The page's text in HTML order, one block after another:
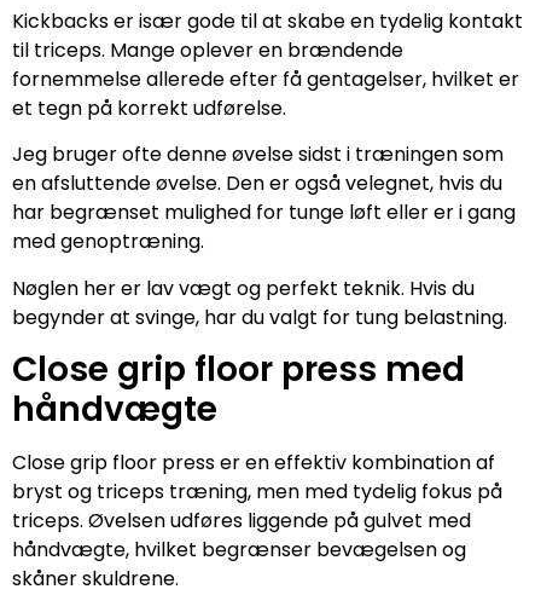
Kickbacks er især gode til at skabe en tydelig kontakt
til triceps. Mange oplever en brændende
fornemmelse allerede efter få gentagelser, hvilket er
et tegn på korrekt udførelse.
Jeg bruger ofte denne øvelse sidst i træningen som
en afsluttende øvelse. Den er også velegnet, hvis du
har begrænset mulighed for tunge løft eller er i gang
med genoptræning.
Nøglen her er lav vægt og perfekt teknik. Hvis du
begynder at svinge, har du valgt for tung belastning.
Close grip floor press med
håndvægte
Close grip floor press er en effektiv kombination af
bryst og triceps træning, men med tydelig fokus på
triceps. Øvelsen udføres liggende på gulvet med
håndvægte, hvilket begrænser bevægelsen og
skåner skuldrene.